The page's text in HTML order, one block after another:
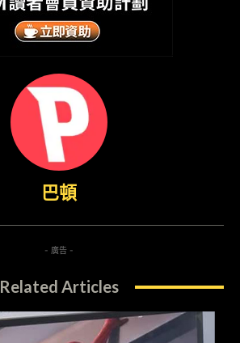
巴頓
- 廣告 -
Related Articles